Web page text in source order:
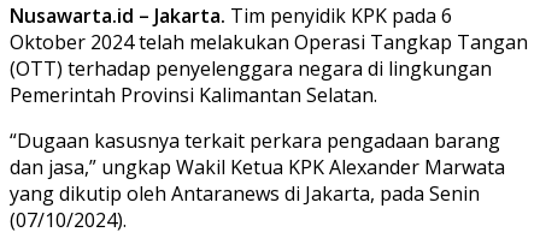
Nusawarta.id – Jakarta. Tim penyidik KPK pada 6
Oktober 2024 telah melakukan Operasi Tangkap Tangan
(OTT) terhadap penyelenggara negara di lingkungan
Pemerintah Provinsi Kalimantan Selatan.
“Dugaan kasusnya terkait perkara pengadaan barang
dan jasa,” ungkap Wakil Ketua KPK Alexander Marwata
yang dikutip oleh Antaranews di Jakarta, pada Senin
(07/10/2024).